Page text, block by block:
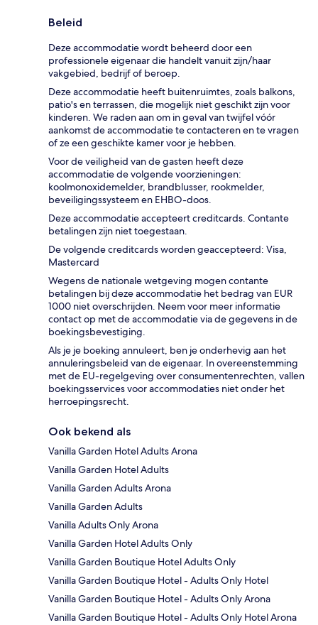
Beleid
Deze accommodatie wordt beheerd door een
professionele eigenaar die handelt vanuit zijn/haar
vakgebied, bedrijf of beroep.
Deze accommodatie heeft buitenruimtes, zoals balkons,
patio's en terrassen, die mogelijk niet geschikt zijn voor
kinderen. We raden aan om in geval van twijfel vóór
aankomst de accommodatie te contacteren en te vragen
of ze een geschikte kamer voor je hebben.
Voor de veiligheid van de gasten heeft deze
accommodatie de volgende voorzieningen:
koolmonoxidemelder, brandblusser, rookmelder,
beveiligingssysteem en EHBO-doos.
Deze accommodatie accepteert creditcards. Contante
betalingen zijn niet toegestaan.
De volgende creditcards worden geaccepteerd: Visa,
Mastercard
Wegens de nationale wetgeving mogen contante
betalingen bij deze accommodatie het bedrag van EUR
1000 niet overschrijden. Neem voor meer informatie
contact op met de accommodatie via de gegevens in de
boekingsbevestiging.
Als je je boeking annuleert, ben je onderhevig aan het
annuleringsbeleid van de eigenaar. In overeenstemming
met de EU-regelgeving over consumentenrechten, vallen
boekingsservices voor accommodaties niet onder het
herroepingsrecht.
Ook bekend als
Vanilla Garden Hotel Adults Arona
Vanilla Garden Hotel Adults
Vanilla Garden Adults Arona
Vanilla Garden Adults
Vanilla Adults Only Arona
Vanilla Garden Hotel Adults Only
Vanilla Garden Boutique Hotel Adults Only
Vanilla Garden Boutique Hotel - Adults Only Hotel
Vanilla Garden Boutique Hotel - Adults Only Arona
Vanilla Garden Boutique Hotel - Adults Only Hotel Arona